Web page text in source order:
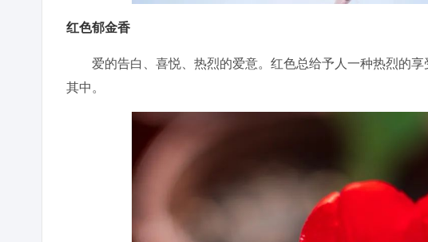
红色郁金香
爱的告白、喜悦、热烈的爱意。红色总给予人一种热烈的享
其中。